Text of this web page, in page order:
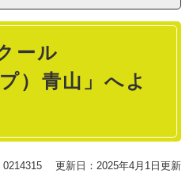
ール
）青山」へよ
更新日：2025年4月1日更新